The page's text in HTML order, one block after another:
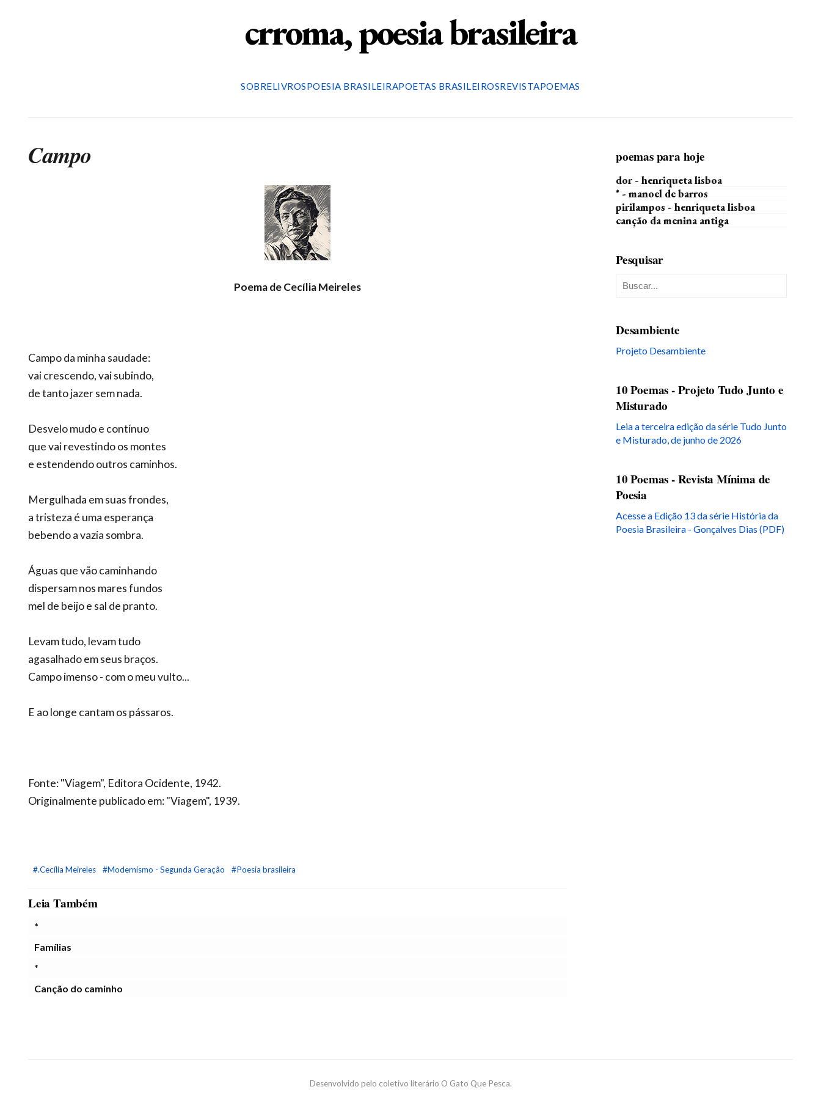
crroma, poesia brasileira
SOBRELIVROSPOESIA BRASILEIRAPOETAS BRASILEIROSREVISTAPOEMAS
Campo
Poema de Cecília Meireles
Campo da minha saudade:
vai crescendo, vai subindo,
de tanto jazer sem nada.
Desvelo mudo e contínuo
que vai revestindo os montes
e estendendo outros caminhos.
Mergulhada em suas frondes,
a tristeza é uma esperança
bebendo a vazia sombra.
Águas que vão caminhando
dispersam nos mares fundos
mel de beijo e sal de pranto.
Levam tudo, levam tudo
agasalhado em seus braços.
Campo imenso - com o meu vulto...
E ao longe cantam os pássaros.
Fonte: "Viagem", Editora Ocidente, 1942.
Originalmente publicado em: "Viagem", 1939.
#.Cecília Meireles #Modernismo - Segunda Geração #Poesia brasileira
Leia Também
*
Famílias
*
Canção do caminho
poemas para hoje
dor - henriqueta lisboa
* - manoel de barros
pirilampos - henriqueta lisboa
canção da menina antiga
Pesquisar
Desambiente
Projeto Desambiente
10 Poemas - Projeto Tudo Junto e
Misturado
Leia a terceira edição da série Tudo Junto
e Misturado, de junho de 2026
10 Poemas - Revista Mínima de
Poesia
Acesse a Edição 13 da série História da
Poesia Brasileira - Gonçalves Dias (PDF)
Desenvolvido pelo coletivo literário O Gato Que Pesca.